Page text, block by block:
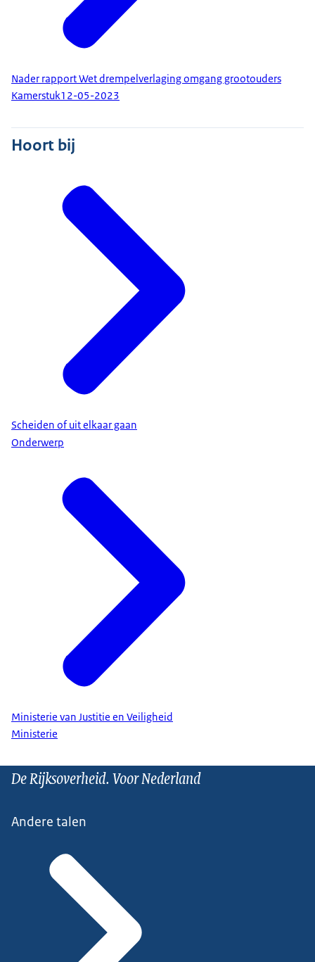
Nader rapport Wet drempelverlaging omgang grootouders
Kamerstuk12-05-2023
Hoort bij
Scheiden of uit elkaar gaan
Onderwerp
Ministerie van Justitie en Veiligheid
Ministerie
De Rijksoverheid. Voor Nederland
Andere talen